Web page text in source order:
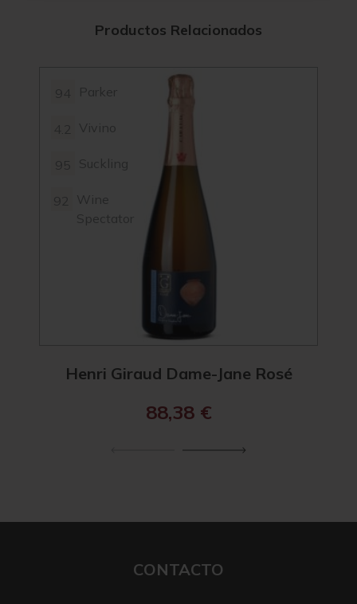
Productos Relacionados
Parker
Vivino
Suckling
Wine
Spectator
Henri Giraud Dame-Jane Rosé
88,38 €
CONTACTO